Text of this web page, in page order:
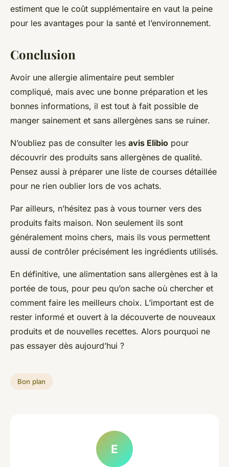
estiment que le coût supplémentaire en vaut la peine
pour les avantages pour la santé et l’environnement.
Conclusion
Avoir une allergie alimentaire peut sembler
compliqué, mais avec une bonne préparation et les
bonnes informations, il est tout à fait possible de
manger sainement et sans allergènes sans se ruiner.
N’oubliez pas de consulter les avis Elibio pour
découvrir des produits sans allergènes de qualité.
Pensez aussi à préparer une liste de courses détaillée
pour ne rien oublier lors de vos achats.
Par ailleurs, n’hésitez pas à vous tourner vers des
produits faits maison. Non seulement ils sont
généralement moins chers, mais ils vous permettent
aussi de contrôler précisément les ingrédients utilisés.
En définitive, une alimentation sans allergènes est à la
portée de tous, pour peu qu’on sache où chercher et
comment faire les meilleurs choix. L’important est de
rester informé et ouvert à la découverte de nouveaux
produits et de nouvelles recettes. Alors pourquoi ne
pas essayer dès aujourd’hui ?
Bon plan
E